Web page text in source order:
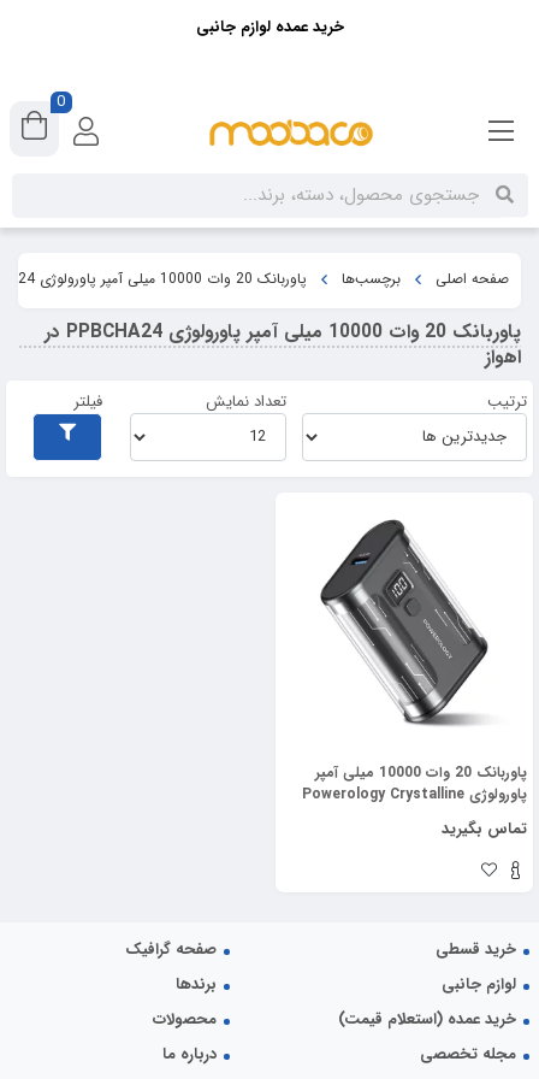
صفحه اصلی برچسب‌ها پاوربانک 20 وات 10000 میلی آمپر پاورولوژی PPBCHA24 در اهواز
پاوربانک 20 وات 10000 میلی آمپر پاورولوژی PPBCHA24 در
اهواز
ترتیب تعداد نمایش فیلتر
پاوربانک 20 وات 10000 میلی آمپر
پاورولوژی Powerology Crystalline
Series Power Bank PPBCHA24
تماس بگیرید
خرید قسطی
صفحه گرافیک
لوازم جانبی
برندها
خرید عمده (استعلام قیمت)
محصولات
مجله تخصصی
درباره ما
خرید عمده لوازم جانبی
0